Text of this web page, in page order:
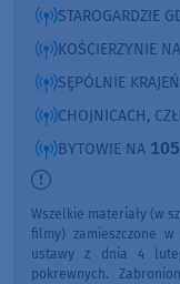
STAROGARDZIE
KOŚCIERZYNIE NA
SĘPÓLNIE
CHOJNICACH,
BYTOWIE NA
Wszelkie materiały (w
filmy) zamieszczone
ustawy z dnia 4
pokrewnych.